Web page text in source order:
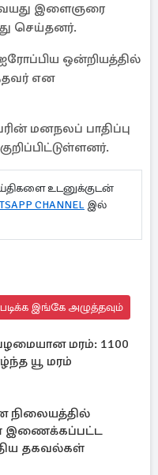
வயது இளைஞரை
செய்தனர்.
ஒன்றியத்தில்
என
மனநலப் பாதிப்பு
உடனுக்குடன்
CHANNEL இல்
இங்கே அழுத்தவும்
மரம்: 1100
யூ மரம்
நிலையத்தில்
இணைக்கப்பட்ட
தகவல்கள்